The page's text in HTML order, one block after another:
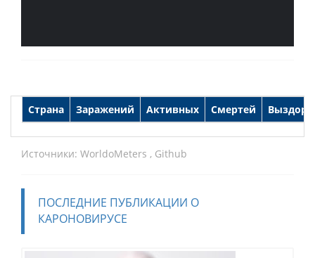
Страна Заражений Активных Смертей
Источники: WorldoMeters , Github
ПОСЛЕДНИЕ ПУБЛИКАЦИИ О
КАРОНОВИРУСЕ